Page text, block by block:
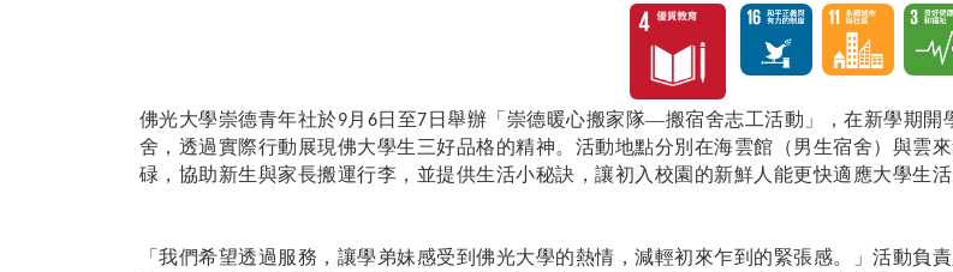
佛光大學崇德青年社於9月 6日至7 日舉辦「崇德暖心搬家隊—搬宿舍志工活動」，在新學期開
舍，透過實際行動展現佛大學生三好品格的精神。活動地點分別在海雲館（男生宿舍）與雲
碌，協助新生與家長搬運行李，並提供生活小秘訣，讓初入校園的新鮮人能更快適應大學生活
「我們希望透過服務，讓學弟妹感受到佛光大學的熱情，減輕初來乍到的緊張感。」活動負